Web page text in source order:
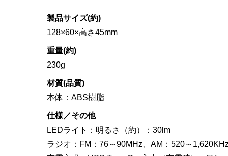
製品サイズ(約)
128×60×高さ45mm
重量(約)
230g
材質(品質)
本体：ABS樹脂
仕様／その他
LEDライト：明るさ（約）：30lm
ラジオ：FM：76～90MHz、AM：520～